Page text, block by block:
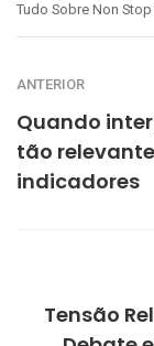
Tudo Sobre Non
ANTERIOR
Quando
tão
indicadores
Tensão